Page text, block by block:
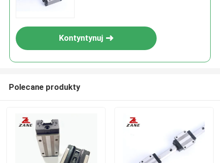
Kontyntynuj
Polecane produkty